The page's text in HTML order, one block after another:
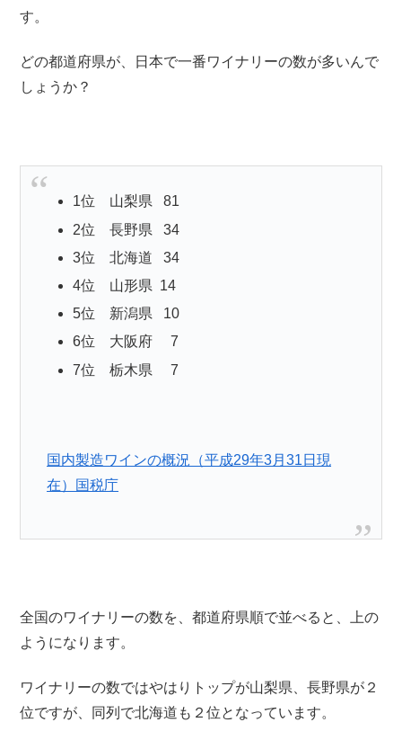
す。
どの都道府県が、日本で一番ワイナリーの数が多いんで
しょうか？
1位 山梨県 81
2位 長野県 34
3位 北海道 34
4位 山形県 14
5位 新潟県 10
6位 大阪府 7
7位 栃木県 7
国内製造ワインの概況（平成29年3月31日現
在）国税庁
全国のワイナリーの数を、都道府県順で並べると、上の
ようになります。
ワイナリーの数ではやはりトップが山梨県、長野県が２
位ですが、同列で北海道も２位となっています。